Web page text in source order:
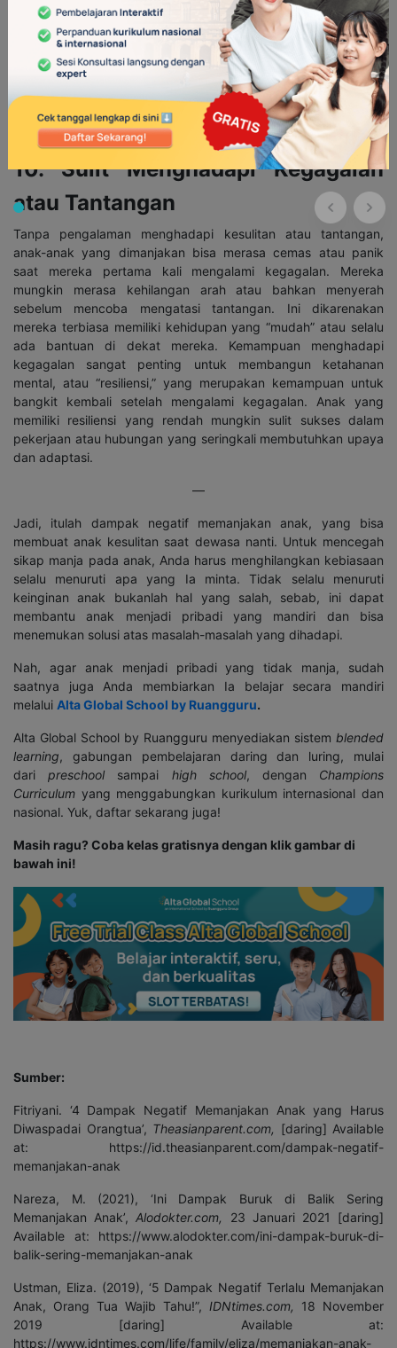
tujuan jangka panjang.
Baca Juga:Dampak Negatif Memanjakan Anak dengan
Banyak Mainan
10. Sulit Menghadapi Kegagalan
atau Tantangan
Tanpa pengalaman menghadapi kesulitan atau tantangan,
anak-anak yang dimanjakan bisa merasa cemas atau panik
saat mereka pertama kali mengalami kegagalan. Mereka
mungkin merasa kehilangan arah atau bahkan menyerah
sebelum mencoba mengatasi tantangan. Ini dikarenakan
mereka terbiasa memiliki kehidupan yang “mudah” atau selalu
ada bantuan di dekat mereka. Kemampuan menghadapi
kegagalan sangat penting untuk membangun ketahanan
mental, atau “resiliensi,” yang merupakan kemampuan untuk
bangkit kembali setelah mengalami kegagalan. Anak yang
memiliki resiliensi yang rendah mungkin sulit sukses dalam
pekerjaan atau hubungan yang seringkali membutuhkan upaya
dan adaptasi.
—
Jadi, itulah dampak negatif memanjakan anak, yang bisa
membuat anak kesulitan saat dewasa nanti. Untuk mencegah
sikap manja pada anak, Anda harus menghilangkan kebiasaan
selalu menuruti apa yang Ia minta. Tidak selalu menuruti
keinginan anak bukanlah hal yang salah, sebab, ini dapat
membantu anak menjadi pribadi yang mandiri dan bisa
menemukan solusi atas masalah-masalah yang dihadapi.
Nah, agar anak menjadi pribadi yang tidak manja, sudah
saatnya juga Anda membiarkan Ia belajar secara mandiri
melalui Alta Global School by Ruangguru.
Alta Global School by Ruangguru menyediakan sistem blended
learning, gabungan pembelajaran daring dan luring, mulai
daripreschool sampai high school, dengan Champions
Curriculum yang menggabungkan kurikulum internasional dan
nasional. Yuk, daftar sekarang juga!
Masih ragu? Coba kelas gratisnya dengan klik gambar di
bawah ini!
Sumber:
Fitriyani. ‘4 Dampak Negatif Memanjakan Anak yang Harus
Diwaspadai Orangtua’, Theasianparent.com, [daring] Available
at: https://id.theasianparent.com/dampak-negatif-
memanjakan-anak
Nareza, M. (2021), ‘Ini Dampak Buruk di Balik Sering
Memanjakan Anak’,Alodokter.com, 23 Januari 2021 [daring]
Available at: https://www.alodokter.com/ini-dampak-buruk-di-
balik-sering-memanjakan-anak
Ustman, Eliza. (2019), ‘5 Dampak Negatif Terlalu Memanjakan
Anak, Orang Tua Wajib Tahu!”, IDNtimes.com, 18 November
2019 [daring] Available at:
https://www.idntimes.com/life/family/eliza/memanjakan-anak-